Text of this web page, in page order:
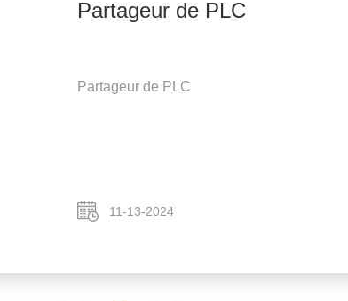
Partageur de PLC
Partageur de PLC
11-13-2024